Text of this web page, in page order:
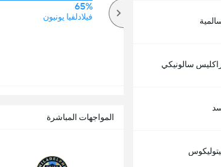
سالونيكي
65%
فيلادلفيا يونيون
المواجهات المباشرة